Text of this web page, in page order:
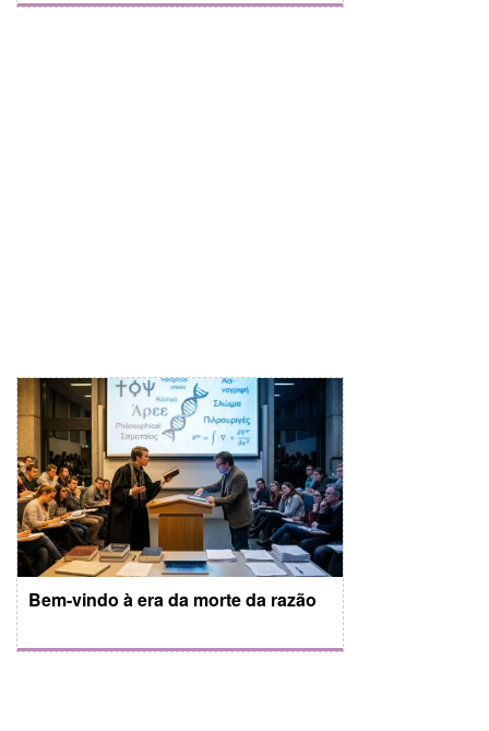
Bem-vindo à era da morte da razão